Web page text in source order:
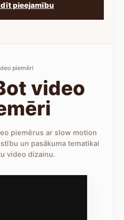
pieejamību
piemēri
video
piemērus ar slow motion
un pasākuma tematikai
video dizainu.